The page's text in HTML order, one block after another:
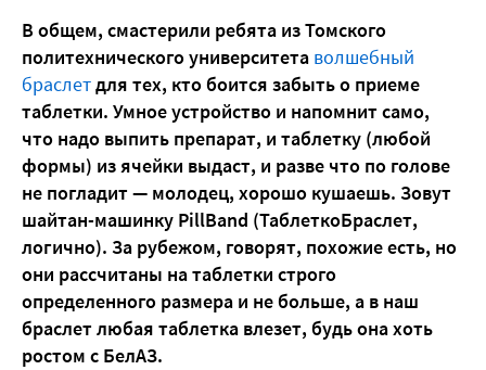
В общем, смастерили ребята из Томского
политехнического университета волшебный
браслетдля тех, кто боится забыть о приеме
таблетки. Умное устройство и напомнит само,
что надо выпить препарат, и таблетку (любой
формы) из ячейки выдаст, и разве что по голове
не погладит — молодец, хорошо кушаешь. Зовут
шайтан-машинку PillBand (ТаблеткоБраслет,
логично). За рубежом, говорят, похожие есть, но
они рассчитаны на таблетки строго
определенного размера и не больше, а в наш
браслет любая таблетка влезет, будь она хоть
ростом с БелАЗ.